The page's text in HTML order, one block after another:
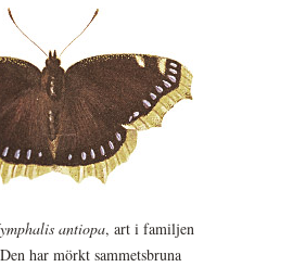
antiopa, art i familjen
har mörkt sammetsbruna